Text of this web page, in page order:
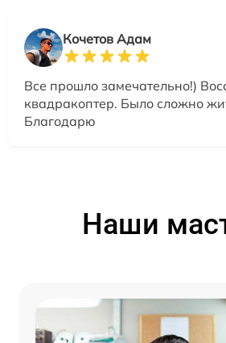
Кочетов Адам
Все прошло замечательно!)
квадракоптер. Было сложно
Благодарю
Наши